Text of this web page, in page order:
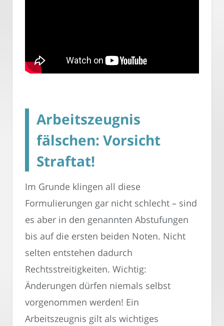
Arbeitszeugnis
fälschen: Vorsicht
Straftat!
Im Grunde klingen all diese
Formulierungen gar nicht schlecht – sind
es aber in den genannten Abstufungen
bis auf die ersten beiden Noten. Nicht
selten entstehen dadurch
Rechtsstreitigkeiten. Wichtig:
Änderungen dürfen niemals selbst
vorgenommen werden! Ein
Arbeitszeugnis gilt als wichtiges